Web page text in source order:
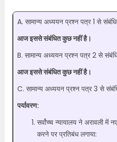
A. सामान्य अध्ययन प्रश्न पत्र 1 से
आज इससे संबंधित कुछ नहीं है।
B. सामान्य अध्ययन प्रश्न पत्र 2 से
आज इससे संबंधित कुछ नहीं है।
C. सामान्य अध्ययन प्रश्न पत्र 3 से
पर्यावरण:
सर्वोच्च न्यायालय ने अरावली
करने पर प्रतिबंध लगाया: